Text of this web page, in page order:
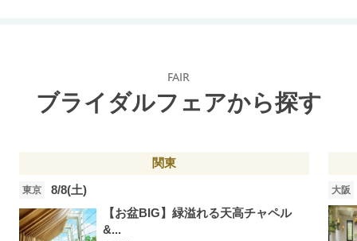
FAIR
ブライダルフェアから探す
関東
東京
8/8(土)
【お盆BIG】緑溢れる天高チャペル
&...
大阪